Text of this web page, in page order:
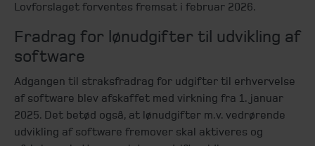
Lovforslaget forventes fremsat i februar 2026.
Fradrag for lønudgifter til udvikling af
software
Adgangen til straksfradrag for udgifter til erhvervelse
af software blev afskaffet med virkning fra 1. januar
2025. Det betød også, at lønudgifter m.v. vedrørende
udvikling af software fremover skal aktiveres og